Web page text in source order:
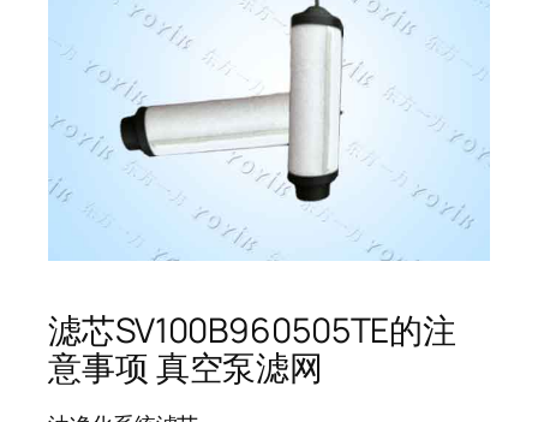
滤芯SV100B960505TE的注
意事项 真空泵滤网